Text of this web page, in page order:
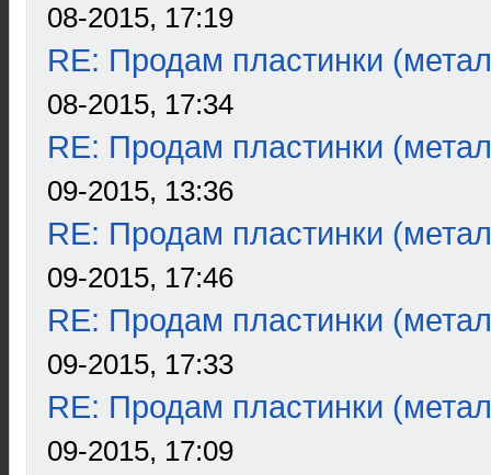
08-2015, 17:19
RE: Продам пластинки
08-2015, 17:34
RE: Продам пластинки
09-2015, 13:36
RE: Продам пластинки
09-2015, 17:46
RE: Продам пластинки
09-2015, 17:33
RE: Продам пластинки
09-2015, 17:09